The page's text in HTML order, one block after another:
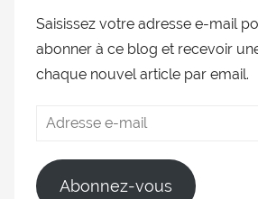
Saisissez votre adresse e-mail
abonner à ce blog et recevoir
chaque nouvel article par email.
Abonnez-vous